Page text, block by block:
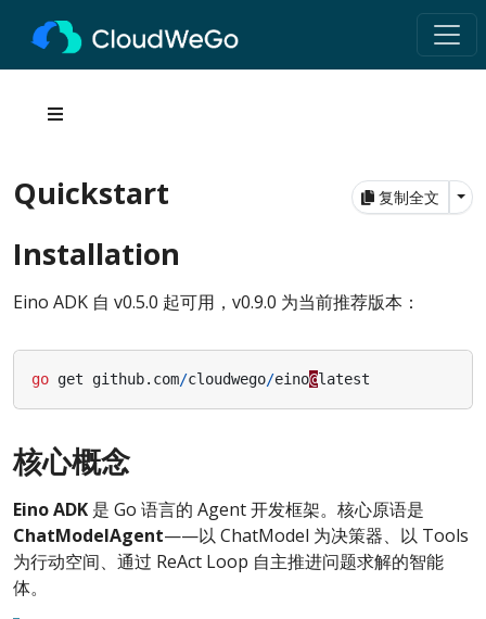
复制全文
Quickstart
Installation
Eino ADK 自 v0.5.0 起可用，v0.9.0 为当前推荐版本：
go get github. com/cloudwego/eino@latest
核心概念
Eino ADK 是 Go 语言的 Agent 开发框架。核心原语是
ChatModelAgent——以 ChatModel 为决策器、以 Tools
为行动空间、通过 ReAct Loop 自主推进问题求解的智能
体。